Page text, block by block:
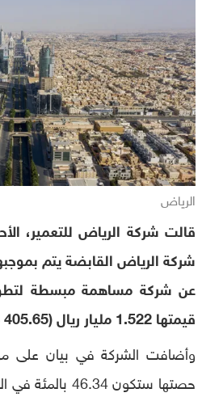
الرياض
قالت شركة الرياض للتعمير،
شركة الرياض القابضة يتم
عن شركة مساهمة مبسطة
قيمتها 1.522 مليار ريال (405.65 مليون دولار).
وأضافت الشركة في بيان على
حصتها ستكون